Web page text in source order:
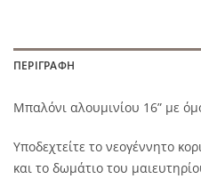
ΠΕΡΙΓΡΑΦΉ
Μπαλόνι αλουμινίου 16” με
Υποδεχτείτε το νεογέννητο
και το δωμάτιο του